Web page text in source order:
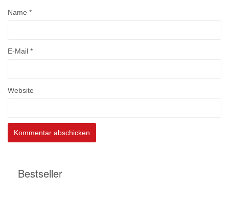
Name *
E-Mail *
Website
Bestseller